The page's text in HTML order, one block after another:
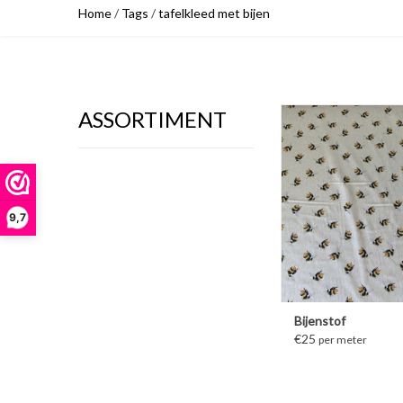
9,7
Home/ Tags /tafelkleed met bijen
ASSORTIMENT
MEER
Bijenstof
€25 per meter